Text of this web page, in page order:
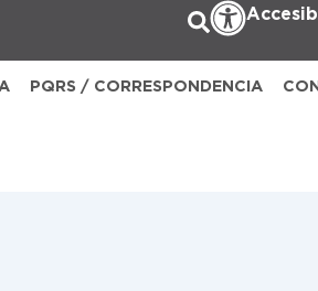
PQRS / CORRESPONDENCIA